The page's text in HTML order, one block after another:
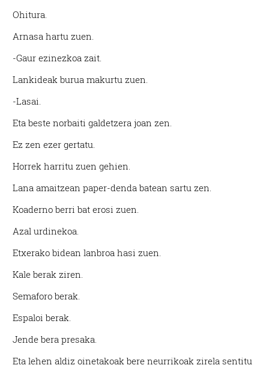
Ohitura.
Arnasa hartu zuen.
-Gaur ezinezkoa zait.
Lankideak burua makurtu zuen.
-Lasai.
Eta beste norbaiti galdetzera joan zen.
Ez zen ezer gertatu.
Horrek harritu zuen gehien.
Lana amaitzean paper-denda batean sartu zen.
Koaderno berri bat erosi zuen.
Azal urdinekoa.
Etxerako bidean lanbroa hasi zuen.
Kale berak ziren.
Semaforo berak.
Espaloi berak.
Jende bera presaka.
Eta lehen aldiz oinetakoak bere neurrikoak zirela sentitu